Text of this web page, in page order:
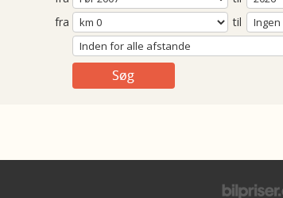
fra
til